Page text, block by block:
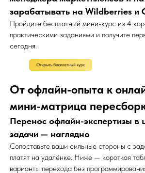
зарабатывать на Wildberries и
Пройдите бесплатный мини-курс из 4
практическими заданиями и получите
сегодня.
От офлайн-опыта к
мини-матрица
Перенос офлайн-экспертизы в
задачи — наглядно
Сопоставьте ваши сильные стороны с
платят на удалёнке. Ниже — короткая
варианты перехода без